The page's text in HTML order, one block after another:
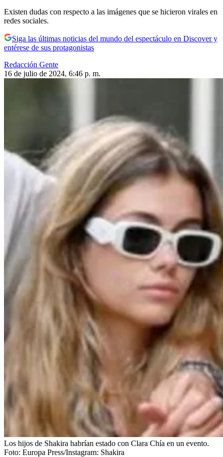
Existen dudas con respecto a las imágenes que se hicieron virales en
redes sociales.
Siga las últimas noticias del mundo del espectáculo en Discover y
entérese de sus protagonistas
Redacción Gente
16 de julio de 2024, 6:46 p. m.
Los hijos de Shakira habrían estado con Clara Chía en un evento.
Foto: Europa Press/Instagram: Shakira